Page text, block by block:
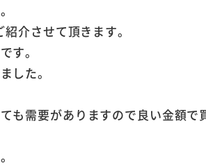
介させて頂きます。
す。
した。
も需要がありますので良い金額で